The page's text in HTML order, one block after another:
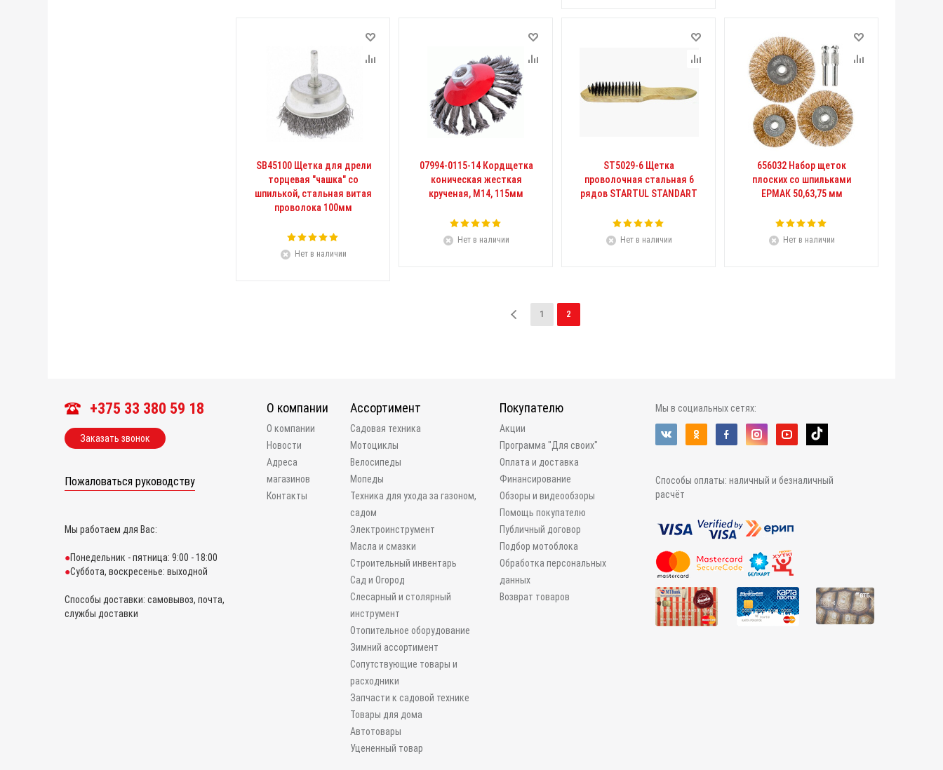
SB45100 Щетка для дрели
торцевая "чашка" со
шпилькой, стальная витая
проволока 100мм
Нет в наличии
07994-0115-14 Кордщетка
коническая жесткая
крученая, M14, 115мм
Нет в наличии
ST5029-6 Щетка
проволочная стальная 6
рядов STARTUL STANDART
Нет в наличии
656032 Набор щеток
плоских со шпильками
ЕРМАК 50,63,75 мм
Нет в наличии
1 2
+375 33 380 59 18
Заказать звонок
Пожаловаться руководству
Мы работаем для Вас:
Понедельник - пятница: 9:00 - 18:00
Суббота, воскресенье: выходной
Способы доставки: самовывоз, почта,
службы доставки
О компании
О компании
Новости
Адреса
магазинов
Контакты
Ассортимент
Садовая техника
Мотоциклы
Велосипеды
Мопеды
Техника для ухода за газоном,
садом
Электроинструмент
Масла и смазки
Строительный инвентарь
Сад и Огород
Слесарный и столярный
инструмент
Отопительное оборудование
Зимний ассортимент
Сопутствующие товары и
расходники
Запчасти к садовой технике
Товары для дома
Автотовары
Уцененный товар
Покупателю
Акции
Программа "Для своих"
Оплата и доставка
Финансирование
Обзоры и видеообзоры
Помощь покупателю
Публичный договор
Подбор мотоблока
Обработка персональных
данных
Возврат товаров
Мы в социальных сетях:
Способы оплаты: наличный и безналичный
расчёт